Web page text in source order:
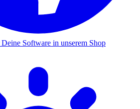
Deine Software in unserem Shop